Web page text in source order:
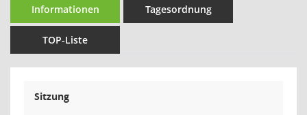
Informationen Tagesordnung
TOP-Liste
Sitzung